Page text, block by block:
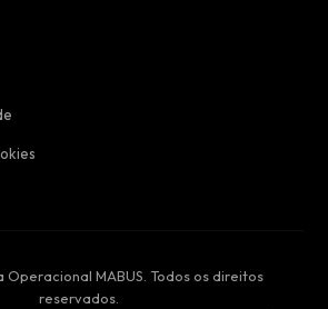
MABUS. Todos os direitos
reservados.